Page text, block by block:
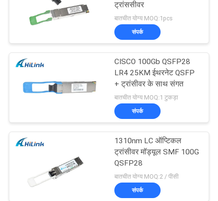
ट्रांससीवर
बातचीत योग्य MOQ:1pcs
संपर्क
CISCO 100Gb QSFP28
LR4 25KM ईथरनेट QSFP
+ ट्रांसीवर के साथ संगत
बातचीत योग्य MOQ:1 टुकड़ा
संपर्क
1310nm LC ऑप्टिकल
ट्रांसीवर मॉड्यूल SMF 100G
QSFP28
बातचीत योग्य MOQ:2 / पीसी
संपर्क